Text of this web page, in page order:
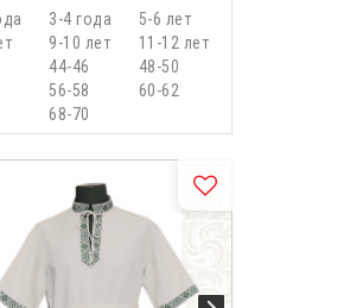
3-4 года
5-6 лет
9-10 лет
11-12 лет
44-46
48-50
56-58
60-62
68-70